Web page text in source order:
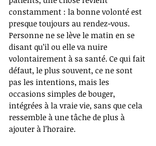
constamment : la bonne volonté est
presque toujours au rendez-vous.
Personne ne se lève le matin en se
disant qu’il ou elle va nuire
volontairement à sa santé. Ce qui fait
défaut, le plus souvent, ce ne sont
pas les intentions, mais les
occasions simples de bouger,
intégrées à la vraie vie, sans que cela
ressemble à une tâche de plus à
ajouter à l’horaire.